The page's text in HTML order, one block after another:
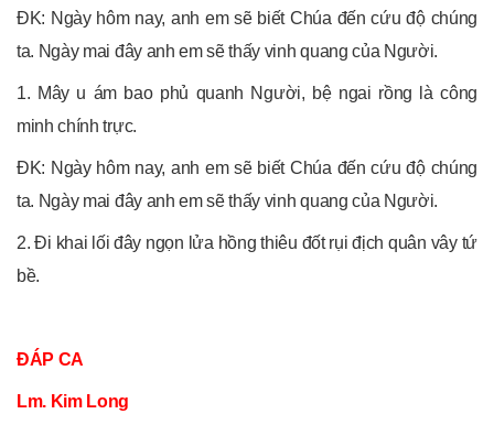
ĐK: Ngày hôm nay, anh em sẽ biết Chúa đến cứu độ chúng
ta. Ngày mai đây anh em sẽ thấy vinh quang của Người.
1. Mây u ám bao phủ quanh Người, bệ ngai rồng là công
minh chính trực.
ĐK: Ngày hôm nay, anh em sẽ biết Chúa đến cứu độ chúng
ta. Ngày mai đây anh em sẽ thấy vinh quang của Người.
2. Đi khai lối đây ngọn lửa hồng thiêu đốt rụi địch quân vây tứ
bề.
ĐÁP CA
Lm. Kim Long